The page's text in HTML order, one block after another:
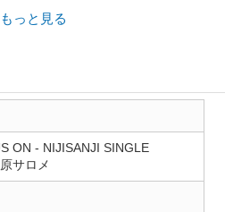
もっと見る
ON ‐ NIJISANJI SINGLE
サロメ